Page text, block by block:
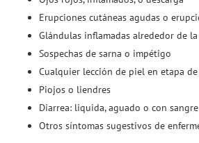
Erupciones cutáneas agudas o
Glándulas inflamadas alrededor de
Sospechas de sarna o impétigo
Cualquier lección de piel en etapa
Piojos o liendres
Diarrea: liquida, aguado o con sangre
Otros síntomas sugestivos de